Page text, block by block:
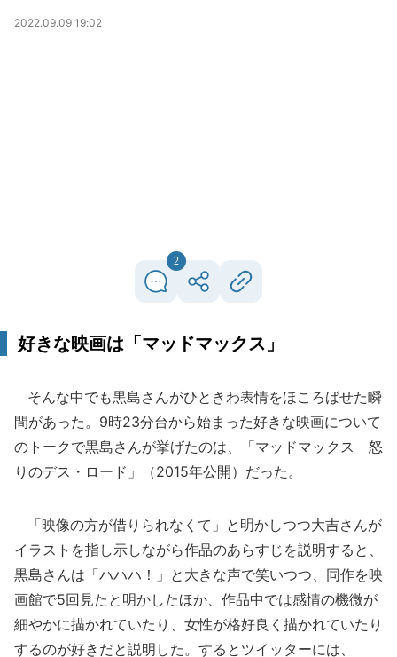
2022.09.09 19:02
2
好きな映画は「マッドマックス」
そんな中でも黒島さんがひときわ表情をほころばせた瞬
間があった。9時23分台から始まった好きな映画について
のトークで黒島さんが挙げたのは、「マッドマックス 怒
りのデス・ロード」（2015年公開）だった。
「映像の方が借りられなくて」と明かしつつ大吉さんが
イラストを指し示しながら作品のあらすじを説明すると、
黒島さんは「ハハハ！」と大きな声で笑いつつ、同作を映
画館で5回見たと明かしたほか、作品中では感情の機微が
細やかに描かれていたり、女性が格好良く描かれていたり
するのが好きだと説明した。するとツイッターには、